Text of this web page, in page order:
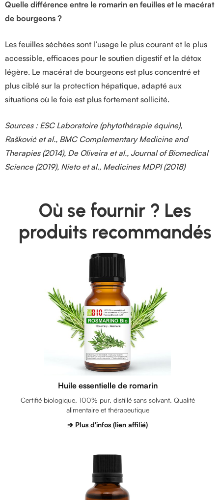
Quelle différence entre le romarin en feuilles et le macérat
de bourgeons ?
Les feuilles séchées sont l’usage le plus courant et le plus
accessible, efficaces pour le soutien digestif et la détox
légère. Le macérat de bourgeons est plus concentré et
plus ciblé sur la protection hépatique, adapté aux
situations où le foie est plus fortement sollicité.
Sources : ESC Laboratoire (phytothérapie équine),
Rašković et al., BMC Complementary Medicine and
Therapies (2014), De Oliveira et al., Journal of Biomedical
Science (2019), Nieto et al., Medicines MDPI (2018)
Où se fournir ? Les
produits recommandés
Huile essentielle de romarin
Certifié biologique, 100% pur, distillé sans solvant. Qualité
alimentaire et thérapeutique
➔ Plus d'infos (lien affilié)